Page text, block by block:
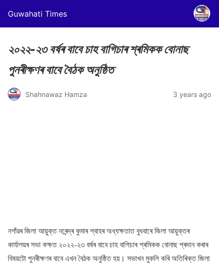
Guwahati Times
২০২২-২৩ বৰ্ষৰ বাবে চাহ বাগিচাৰ শ্ৰমিকক বোনাছ
পুনৰীক্ষণৰ বাবে বৈঠক অনুষ্ঠিত
Shahnawaz Hamza 3 years ago
নগাঁৱৰ জিলা আয়ুক্ত নৰেন্দ্ৰ কুমাৰ শ্বাহৰ অধ্যক্ষতাত বুধবাৰে জিলা আয়ুক্তৰ
কাৰ্যালয়ৰ সভা কক্ষত ২০২২-২৩ বৰ্ষৰ বাবে চাহ বাগিচাৰ শ্ৰমিকক বোনাছ প্ৰদান কৰাৰ
বিষয়টো পুনৰীক্ষণৰ বাবে এখন বৈঠক অনুষ্ঠিত হয়। সভাখন মুকলি কৰি অতিৰিক্ত জিলা